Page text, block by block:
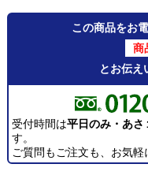
この商品をお
商
とお伝え
受付時間は平日のみ・あ
す。
ご質問もご注文も、お気軽